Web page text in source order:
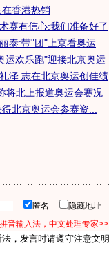
香港热销
赛有信心:我们准备好了
泰:带"团"上京看奥运
运欢乐跑"迎接北京奥运
泽 志在北京奥运创佳绩
将北上报道奥运会赛况
北京奥运会参赛资...
匿名 隐藏地址
音输入法，中文处理专家>>